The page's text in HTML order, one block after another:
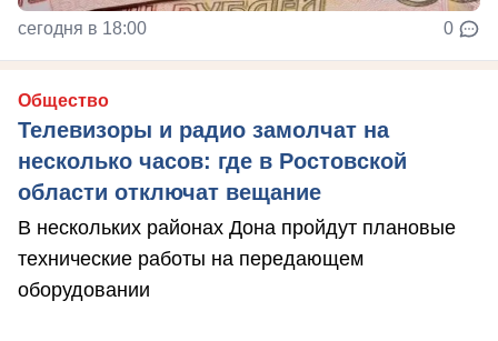
сегодня в 18:00 0
Общество
Телевизоры и радио замолчат на
несколько часов: где в Ростовской
области отключат вещание
В нескольких районах Дона пройдут плановые
технические работы на передающем
оборудовании